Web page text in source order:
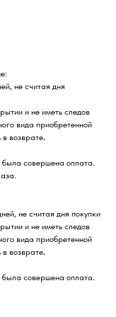
не считая дня
и не иметь следов
вида приобретенной
в возврате.
была совершена оплата.
не считая дня покупки
и не иметь следов
вида приобретенной
в возврате.
была совершена оплата.